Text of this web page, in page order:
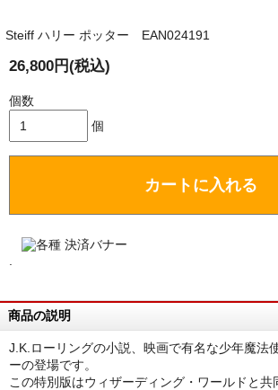
Steiff ハリー ポッター EAN024191
26,800円(税込)
個数
個
カートに入れる
商品の説明
J.K.ローリングの小説、映画で有名な少年魔法
ーの登場です。
この特別版はウィザーディング・ワールドと共